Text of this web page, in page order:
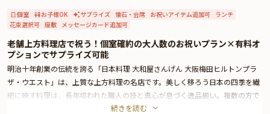
個室 お子様OK サプライズ 懐石・会席 お祝いアイテム追加可 ランチ
花束選択可 座敷 メッセージカード追加可
老舗上方料理店で祝う！個室確約の大人数のお祝いプラン×有料オ
プションでサプライズ可能
明治十年創業の伝統を誇る「日本料理 大和屋さんげん 大阪梅田ヒルトンプラ
ザ・ウエスト」は、上質な上方料理の名店です。美しく移ろう日本の四季を繊
細に映す料理は、長年培われた職人の技と真心が息づく逸品揃い。複数の方で
主役のひとりをお祝いするような、誕生日会や歓送迎会、入学・卒業・内定・
続きを読む